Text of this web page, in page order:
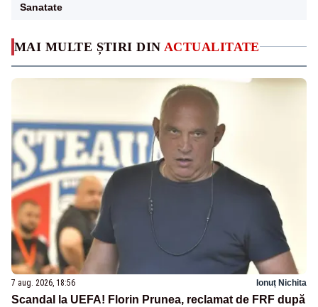
MAI MULTE ȘTIRI DIN ACTUALITATE
7 aug. 2026, 18:56 Ionuț Nichita
Scandal la UEFA! Florin Prunea, reclamat de FRF după
Sanatate